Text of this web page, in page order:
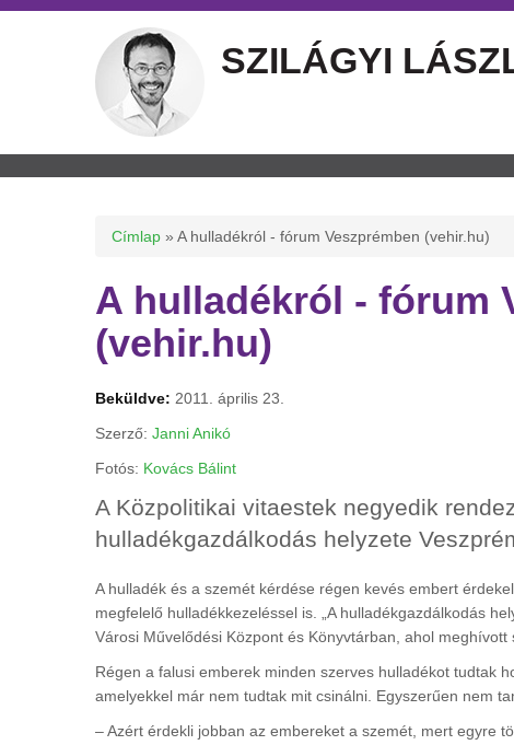
SZILÁGYI
Jelenlegi hely
Címlap » A hulladékról - fórum Veszprémben (vehir.hu)
A hulladékról - fórum
(vehir.hu)
Beküldve: 2011. április 23.
Szerző: Janni Anikó
Fotós: Kovács Bálint
A Közpolitikai vitaestek negyedik
hulladékgazdálkodás helyzete
A hulladék és a szemét kérdése régen kevés embert
megfelelő hulladékkezeléssel is. „A hulladékgazdálkodás
Városi Művelődési Központ és Könyvtárban, ahol meghívott
Régen a falusi emberek minden szerves hulladékot tudtak
amelyekkel már nem tudtak mit csinálni. Egyszerűen nem
– Azért érdekli jobban az embereket a szemét, mert egyre